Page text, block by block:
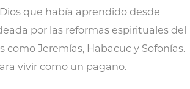
que había aprendido desde
por las reformas espirituales del
como Jeremías, Habacuc y Sofonías.
vivir como un pagano.